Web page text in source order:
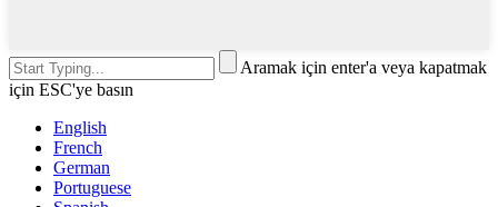
Aramak için enter'a veya kapatmak
için ESC'ye basın
English
French
German
Portuguese